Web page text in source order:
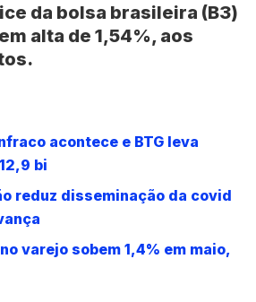
da bolsa brasileira (B3)
alta de 1,54%, aos
acontece e BTG leva
bi
reduz disseminação da covid
varejo sobem 1,4% em maio,